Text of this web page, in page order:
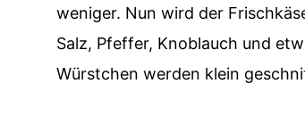
weniger. Nun wird der
Salz, Pfeffer, Knoblauch und
Würstchen werden klein